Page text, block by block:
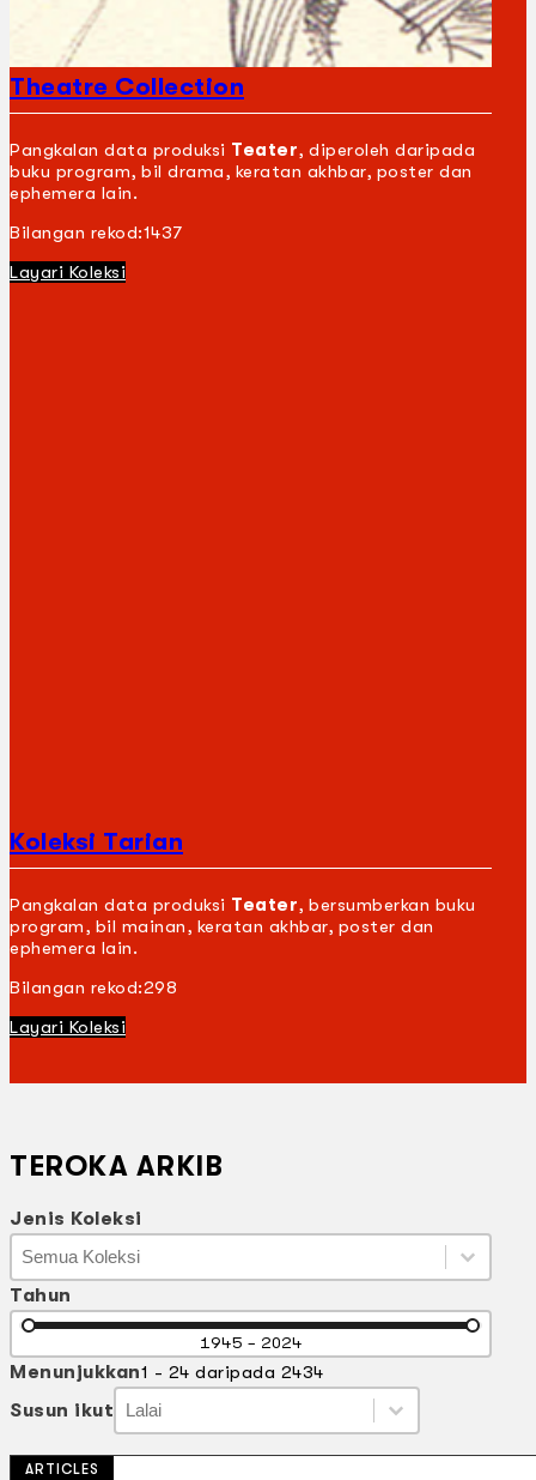
Theatre Collection
Pangkalan data produksi Teater, diperoleh daripada
buku program, bil drama, keratan akhbar, poster dan
ephemera lain.
Bilangan rekod:1437
Layari Koleksi
Koleksi Tarian
Pangkalan data produksi Teater, bersumberkan buku
program, bil mainan, keratan akhbar, poster dan
ephemera lain.
Bilangan rekod:298
Layari Koleksi
TEROKA ARKIB
Jenis Koleksi
Jenis Koleksi
Jenis Koleksi
Jenis Koleksi
Tahun
Tahun
1945 - 2024
Menunjukkan1 - 24 daripada 2434
Susun ikut Susun ikut
Susun ikut
Susun ikut
ARTICLES